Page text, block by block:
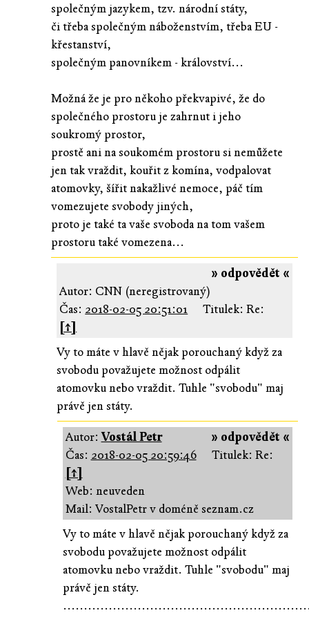
společným jazykem, tzv. národní státy,
či třeba společným náboženstvím, třeba EU -
křestanství,
společným panovníkem - království...
Možná že je pro někoho překvapivé, že do
společného prostoru je zahrnut i jeho
soukromý prostor,
prostě ani na soukomém prostoru si nemůžete
jen tak vraždit, kouřit z komína, vodpalovat
atomovky, šířit nakažlivé nemoce, páč tím
vomezujete svobody jiných,
proto je také ta vaše svoboda na tom vašem
prostoru také vomezena...
» odpovědět «
Autor: CNN (neregistrovaný)
Čas: 2018-02-05 20:51:01
Titulek: Re:
[↑]
Vy to máte v hlavě nějak porouchaný když za
svobodu považujete možnost odpálit
atomovku nebo vraždit. Tuhle "svobodu" maj
právě jen státy.
» odpovědět «
Autor:Vostál Petr
Čas: 2018-02-05 20:59:46
Titulek: Re:
[↑]
Web: neuveden
Mail: VostalPetr v doméně seznam.cz
Vy to máte v hlavě nějak porouchaný když za
svobodu považujete možnost odpálit
atomovku nebo vraždit. Tuhle "svobodu" maj
právě jen státy.